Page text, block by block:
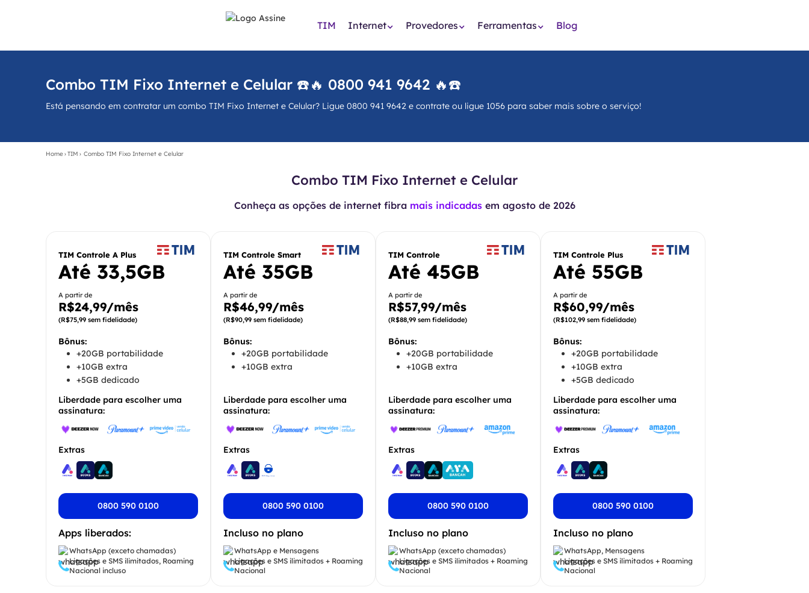
TIM Internet Provedores Ferramentas Blog
Combo TIM Fixo Internet e Celular ☎️🔥 0800 941 9642 🔥☎️
Está pensando em contratar um combo TIM Fixo Internet e Celular? Ligue 0800 941 9642 e contrate ou ligue 1056 para saber mais sobre o serviço!
Home›TIM › Combo TIM Fixo Internet e Celular
Combo TIM Fixo Internet e Celular
Conheça as opções de internet fibra mais indicadasem agosto de 2026
TIM Controle A Plus
Até 33,5GB
A partir de
R$24,99/mês
(R$75,99 sem fidelidade)
Bônus:
+20GB portabilidade
+10GB extra
+5GB dedicado
Liberdade para escolher uma
assinatura:
Extras
0800 590 0100
Apps liberados:
WhatsApp (exceto chamadas)
Ligações e SMS ilimitados, Roaming
Nacional incluso
TIM Controle Smart
Até 35GB
A partir de
R$46,99/mês
(R$90,99 sem fidelidade)
Bônus:
+20GB portabilidade
+10GB extra
Liberdade para escolher uma
assinatura:
Extras
0800 590 0100
Incluso no plano
WhatsApp e Mensagens
Ligações e SMS ilimitados + Roaming
Nacional
TIM Controle
Até 45GB
A partir de
R$57,99/mês
(R$88,99 sem fidelidade)
Bônus:
+20GB portabilidade
+10GB extra
Liberdade para escolher uma
assinatura:
Extras
0800 590 0100
Incluso no plano
WhatsApp (exceto chamadas)
Ligações e SMS ilimitados + Roaming
Nacional
TIM Controle Plus
Até 55GB
A partir de
R$60,99/mês
(R$102,99 sem fidelidade)
Bônus:
+20GB portabilidade
+10GB extra
+5GB dedicado
Liberdade para escolher uma
assinatura:
Extras
0800 590 0100
Incluso no plano
WhatsApp, Mensagens
Ligações e SMS ilimitados + Roaming
Nacional